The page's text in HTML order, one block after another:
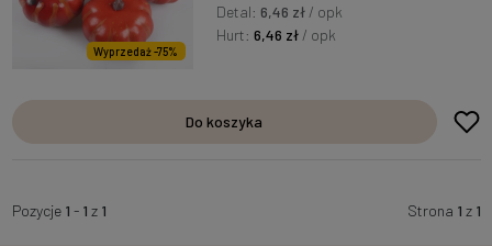
Wyprzedaż -75%
Detal: 6,46 zł / opk
Hurt:6,46 zł / opk
Do koszyka
Pozycje 1 - 1 z 1 Strona 1 z 1